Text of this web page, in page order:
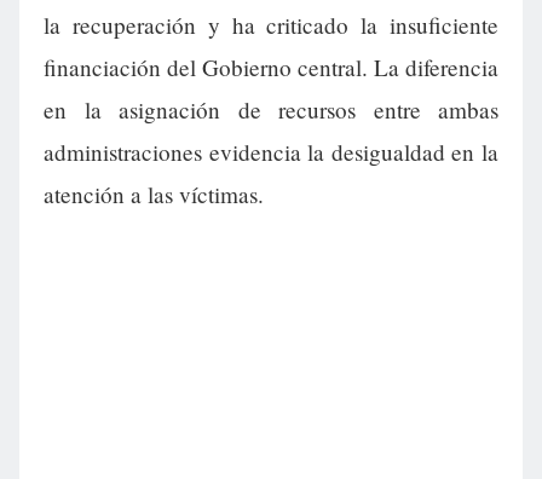
la recuperación y ha criticado la insuficiente
financiación del Gobierno central. La diferencia
en la asignación de recursos entre ambas
administraciones evidencia la desigualdad en la
atención a las víctimas.